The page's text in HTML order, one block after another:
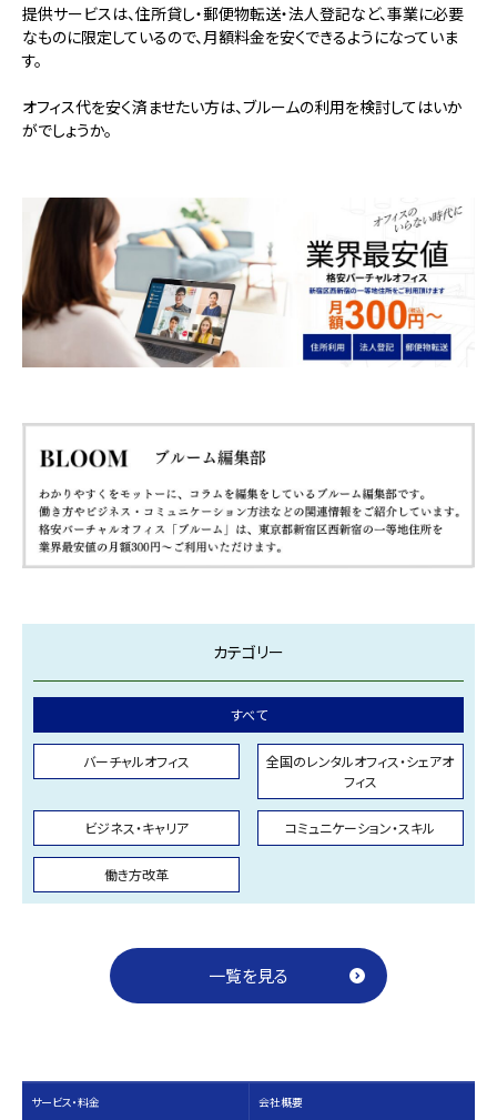
提供サービスは、住所貸し・郵便物転送・法人登記など、事業に必要
なものに限定しているので、月額料金を安くできるようになっていま
す。
オフィス代を安く済ませたい方は、ブルームの利用を検討してはいか
がでしょうか。
カテゴリー
すべて
バーチャルオフィス
全国のレンタルオフィス・シェアオ
フィス
ビジネス・キャリア コミュニケーション・スキル
働き方改革
一覧を見る
サービス・料⾦ 会社概要